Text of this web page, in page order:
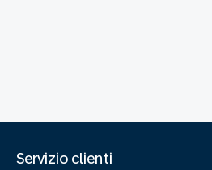
Servizio clienti